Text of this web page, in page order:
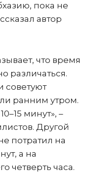
пока не
автор
что время
различаться.
советуют
ранним утром.
минут», –
Другой
потратил на
а на
четверть часа.